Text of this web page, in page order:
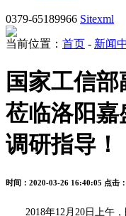
0379-65189966 Sitexml
当前位置： 首页 - 新闻
国家工信
莅临洛阳
调研指导！
时间：2020-03-26 16:40:05 点击
2018年12月20日上午，